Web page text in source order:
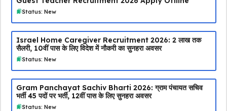
Status: New
Israel Home Caregiver Recruitment 2026: ₹2 लाख तक
सैलरी, 10वीं पास के लिए विदेश में नौकरी का सुनहरा अवसर
Status: New
Gram Panchayat Sachiv Bharti 2026: ग्राम पंचायत सचिव
भर्ती 45 पदों पर भर्ती, 12वीं पास के लिए सुनहरा अवसर
Status: New